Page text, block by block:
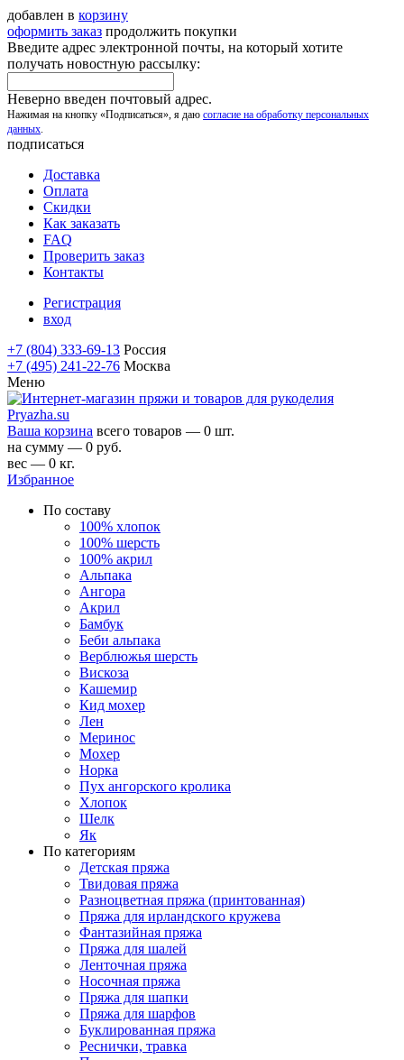
добавлен в корзину
оформить заказ продолжить покупки
Введите адрес электронной почты, на который хотите
получать новостную рассылку:
Неверно введен почтовый адрес.
Нажимая на кнопку «Подписаться», я даю согласие на обработку персональных
данных.
подписаться
Доставка
Оплата
Скидки
Как заказать
FAQ
Проверить заказ
Контакты
Регистрация
вход
+7 (804) 333-69-13 Россия
+7 (495) 241-22-76 Москва
Меню
Ваша корзина всего товаров — 0 шт.
на сумму — 0 руб.
вес — 0 кг.
Избранное
По составу
100% хлопок
100% шерсть
100% акрил
Альпака
Ангора
Акрил
Бамбук
Беби альпака
Верблюжья шерсть
Вискоза
Кашемир
Кид мохер
Лен
Меринос
Мохер
Норка
Пух ангорского кролика
Хлопок
Шелк
Як
По категориям
Детская пряжа
Твидовая пряжа
Разноцветная пряжа (принтованная)
Пряжа для ирландского кружева
Фантазийная пряжа
Пряжа для шалей
Ленточная пряжа
Носочная пряжа
Пряжа для шапки
Пряжа для шарфов
Буклированная пряжа
Реснички, травка